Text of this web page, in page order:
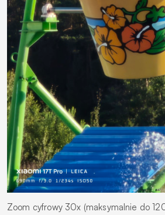
Zoom cyfrowy 30x (maksymalnie do